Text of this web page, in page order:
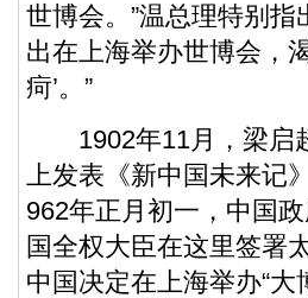
世博会。”温总理特别
出在上海举办世博会，
疴’。”
1902年11月，梁启
上发表《新中国未来记
962年正月初一，中国
国全权大臣在这里签署
中国决定在上海举办“大